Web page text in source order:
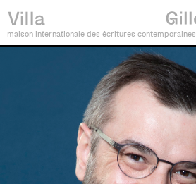
maison internationale des écritures contemporaines